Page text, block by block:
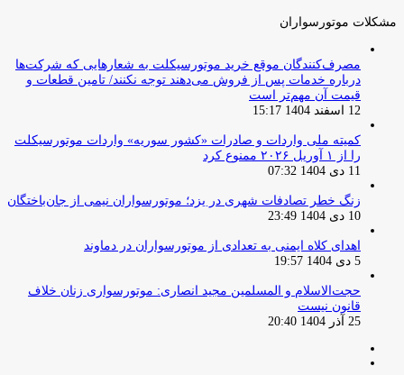
مشکلات موتورسواران
مصرف‌کنندگان موقع خرید موتورسیکلت به شعارهایی که شرکت‌ها
درباره خدمات پس از فروش می‌دهند توجه نکنند/ تامین قطعات و
قیمت آن مهم‌تر است
12 اسفند 1404 15:17
کمیته ملی واردات و صادرات «کشور سوریه» واردات موتورسیکلت
را از ۱ آوریل ۲۰۲۶ ممنوع کرد
11 دی 1404 07:32
زنگ خطر تصادفات شهری در یزد؛ موتورسواران نیمی از جان‌باختگان
10 دی 1404 23:49
اهدای کلاه ایمنی به تعدادی از موتورسواران در دماوند
5 دی 1404 19:57
حجت‌الاسلام و المسلمین مجید انصاری: موتورسواری زنان خلاف
قانون نیست
25 آذر 1404 20:40